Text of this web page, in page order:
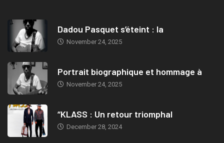
Dadou Pasquet s’éteint : la
November 24, 2025
Portrait biographique et hommage à
November 24, 2025
“KLASS : Un retour triomphal
December 28, 2024